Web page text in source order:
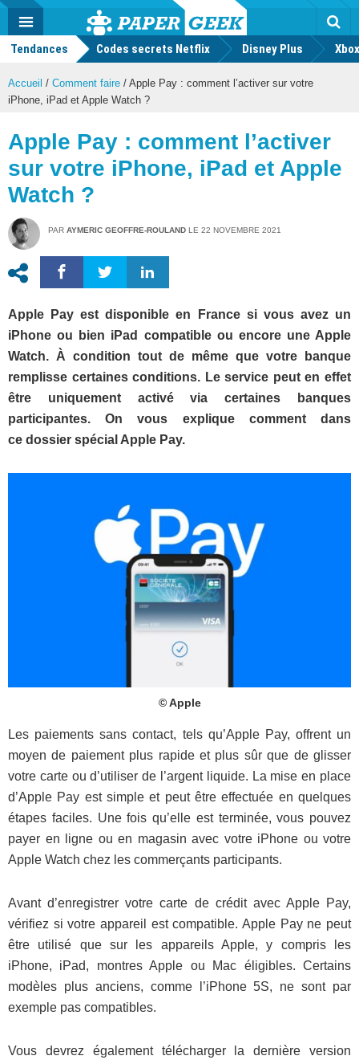
Actu
geek
MENU
Tendances Codes secrets Netflix Disney Plus
Accueil / Comment faire / Apple Pay : comment l’activer sur votre
iPhone, iPad et Apple Watch ?
Apple Pay : comment l’activer
sur votre iPhone, iPad et Apple
Watch ?
PAR AYMERIC GEOFFRE-ROULAND LE 22 NOVEMBRE 2021
Apple Pay est disponible en France si vous avez un
iPhone ou bien iPad compatible ou encore une Apple
Watch. À condition tout de même que votre banque
remplisse certaines conditions. Le service peut en effet
être uniquement activé via certaines banques
participantes. On vous explique comment dans
ce dossier spécial Apple Pay.
© Apple
Les paiements sans contact, tels qu’Apple Pay, offrent un
moyen de paiement plus rapide et plus sûr que de glisser
votre carte ou d’utiliser de l’argent liquide. La mise en place
d’Apple Pay est simple et peut être effectuée en quelques
étapes faciles. Une fois qu’elle est terminée, vous pouvez
payer en ligne ou en magasin avec votre iPhone ou votre
Apple Watch chez les commerçants participants.
Avant d’enregistrer votre carte de crédit avec Apple Pay,
vérifiez si votre appareil est compatible. Apple Pay ne peut
être utilisé que sur les appareils Apple, y compris les
iPhone, iPad, montres Apple ou Mac éligibles. Certains
modèles plus anciens, comme l’iPhone 5S, ne sont par
exemple pas compatibles.
Vous devrez également télécharger la dernière version
Mode
FacebookTwitter Youtube